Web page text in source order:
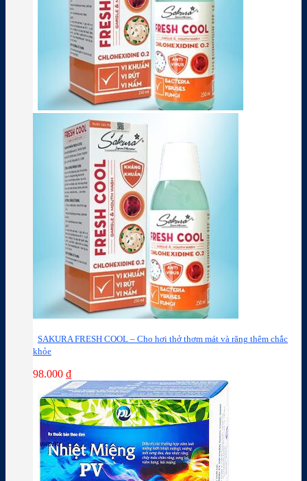
SAKURA FRESH COOL – Cho hơi thở thơm mát và răng thêm chắc
khỏe
98.000 ₫